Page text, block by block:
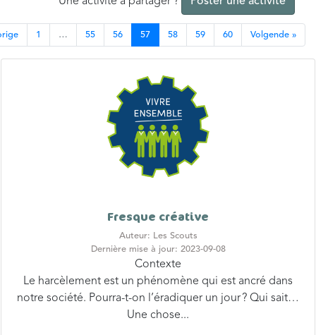
Volgende »
Auteur: Les Scouts
Dernière mise à jour: 2023-09-08
Contexte
Le harcèlement est un phénomène qui est ancré dans
notre société. Pourra-t-on l’éradiquer un jour ? Qui sait…
Une chose...